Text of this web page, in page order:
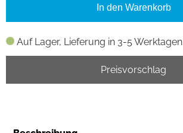
Auf Lager, Lieferung in 3-5 Werktagen
In den Warenkorb
Preisvorschlag